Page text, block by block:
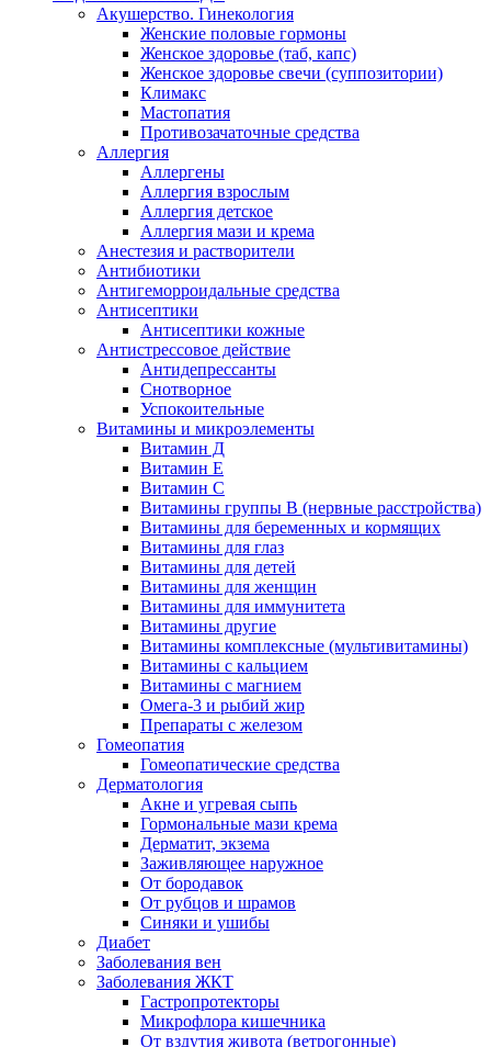
Акушерство. Гинекология
Женские половые гормоны
Женское здоровье (таб, капс)
Женское здоровье свечи (суппозитории)
Климакс
Мастопатия
Противозачаточные средства
Аллергия
Аллергены
Аллергия взрослым
Аллергия детское
Аллергия мази и крема
Анестезия и растворители
Антибиотики
Антигеморроидальные средства
Антисептики
Антисептики кожные
Антистрессовое действие
Антидепрессанты
Снотворное
Успокоительные
Витамины и микроэлементы
Витамин Д
Витамин Е
Витамин С
Витамины группы В (нервные расстройства)
Витамины для беременных и кормящих
Витамины для глаз
Витамины для детей
Витамины для женщин
Витамины для иммунитета
Витамины другие
Витамины комплексные (мультивитамины)
Витамины с кальцием
Витамины с магнием
Омега-3 и рыбий жир
Препараты с железом
Гомеопатия
Гомеопатические средства
Дерматология
Акне и угревая сыпь
Гормональные мази крема
Дерматит, экзема
Заживляющее наружное
От бородавок
От рубцов и шрамов
Синяки и ушибы
Диабет
Заболевания вен
Заболевания ЖКТ
Гастропротекторы
Микрофлора кишечника
От вздутия живота (ветрогонные)